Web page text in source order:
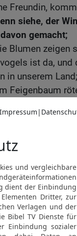
Freundin,
siehe, der
gemacht;
Blumen zeigen
ist da, und
in unserem Land;
Feigenbaum
Schöne, komm
Meine Taube in
Lass
hören! Denn
uns die
Geliebter ist